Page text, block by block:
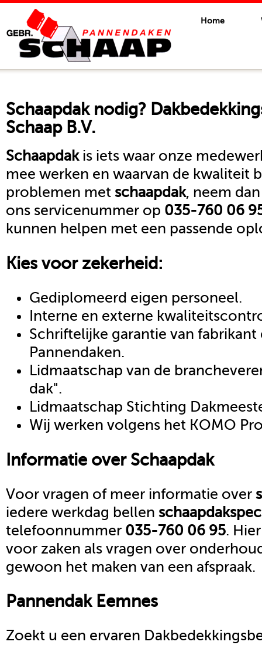
Home
Schaapdaknodig?
Schaap B.V.
Schaapdakis iets waar onze
mee werken en waarvan de kwaliteit
problemen met schaapdak, neem
ons servicenummer op 035-760 06
kunnen helpen met een passende
Kies voor zekerheid:
Gediplomeerd eigen personeel.
Interne en externe
Schriftelijke garantie van fabrikant
Pannendaken.
Lidmaatschap van de
dak".
Lidmaatschap Stichting
Wij werken volgens het KOMO
Informatie over Schaapdak
Voor vragen of meer informatie over
iedere werkdag bellen schaapdak
telefoonnummer 035-760 06 95.
voor zaken als vragen over
gewoon het maken van een afspraak.
Pannendak Eemnes
Zoekt u een ervaren